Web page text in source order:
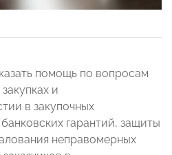
помощь по вопросам
и
в закупочных
гарантий, защиты
неправомерных